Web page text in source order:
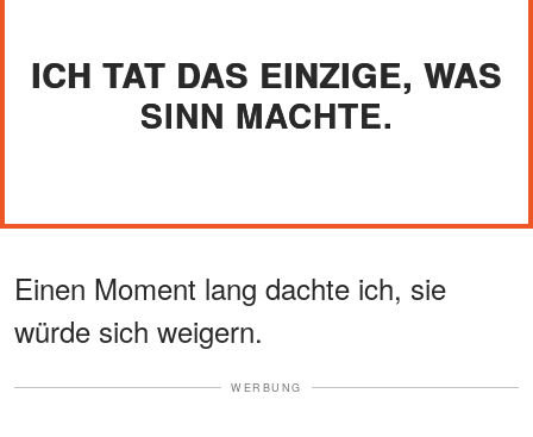
ICH TAT DAS EINZIGE, WAS
SINN MACHTE.
Einen Moment lang dachte ich, sie
würde sich weigern.
WERBUNG